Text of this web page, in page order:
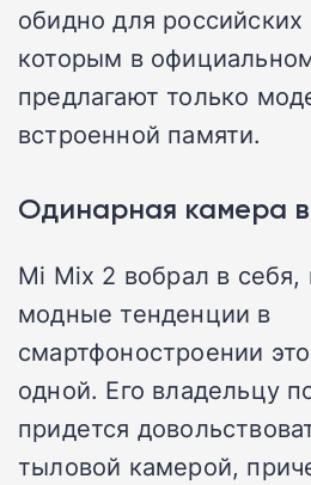
обидно для российских
которым в
предлагают только
встроенной памяти.
Одинарная камера
Mi Mix 2 вобрал в себя,
модные тенденции в
смартфоностроении
одной. Его владельцу
придется
тыловой камерой,